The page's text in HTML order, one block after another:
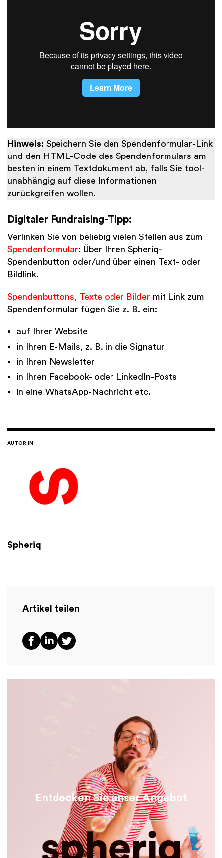
Hinweis: Speichern Sie den Spendenformular-Link
und den HTML-Code des Spendenformulars am
besten in einem Textdokument ab, falls Sie tool-
unabhängig auf diese Informationen
zurückgreifen wollen.
Digitaler Fundraising-Tipp:
Verlinken Sie von beliebig vielen Stellen aus zum
Spendenformular: Über Ihren Spheriq-
Spendenbutton oder/und über einen Text- oder
Bildlink.
Spendenbuttons, Texte oder Bilder mit Link zum
Spendenformular fügen Sie z. B. ein:
auf Ihrer Website
in Ihren E-Mails, z. B. in die Signatur
in Ihren Newsletter
in Ihren Facebook- oder LinkedIn-Posts
in eine WhatsApp-Nachricht etc.
AUTOR:IN
Spheriq
Artikel teilen
Entdecken Sie unser Angebot